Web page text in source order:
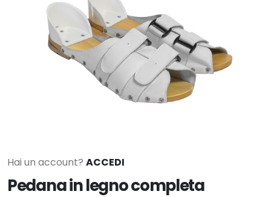
Hai un account? ACCEDI
Pedana in legno completa